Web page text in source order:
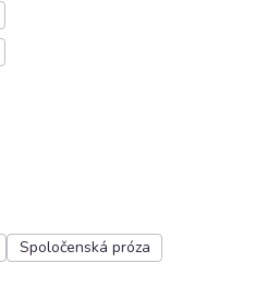
Spoločenská próza